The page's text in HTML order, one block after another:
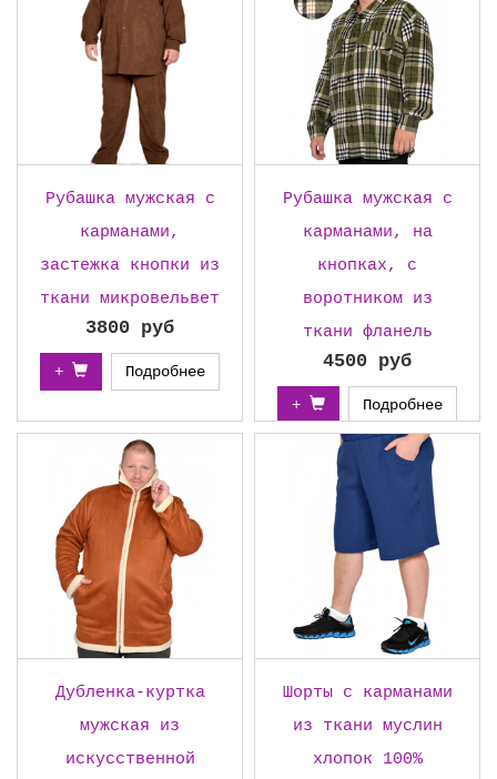
Рубашка мужская с
карманами,
застежка кнопки из
ткани микровельвет
3800 руб
+ Подробнее
Рубашка мужская с
карманами, на
кнопках, с
воротником из
ткани фланель
4500 руб
+ Подробнее
Дубленка-куртка
мужская из
искусственной
Шорты с карманами
из ткани муслин
хлопок 100%